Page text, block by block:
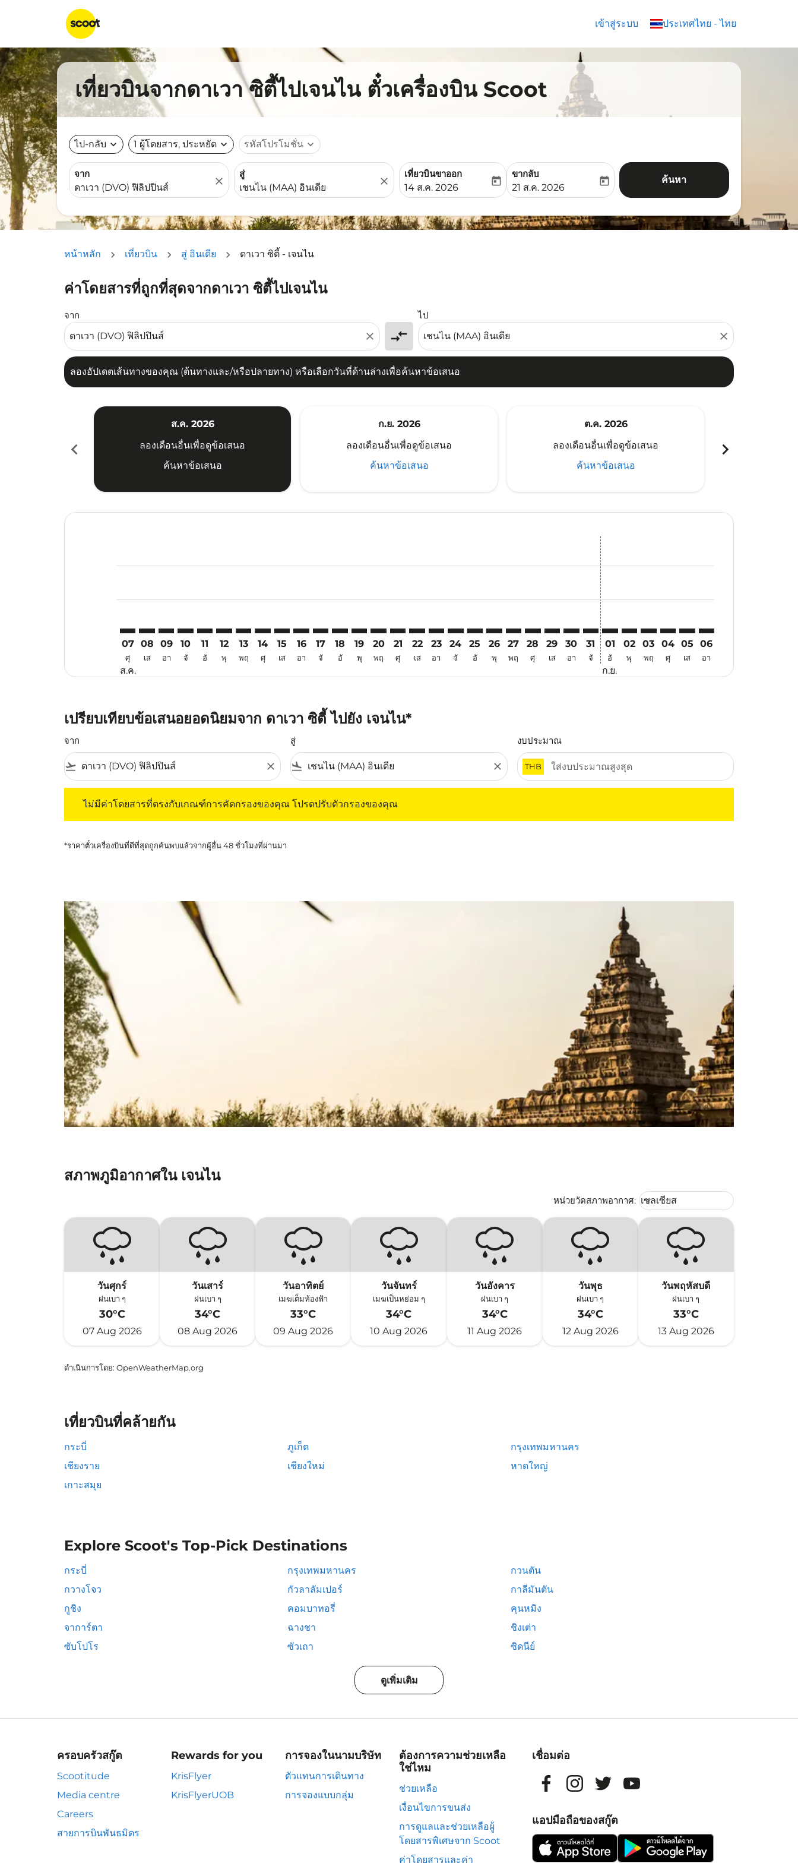
เข้าสู่ระบบ ประเทศไทย - ไทย
keyboard_arrow_down
เที่ยวบินจากดาเวา ซิตี้ไปเจนไน ตั๋วเครื่องบิน Scoot
ไป-กลับ expand_more 1 ผู้โดยสาร, ประหยัด expand_more รหัสโปรโมชั่น expand_more
จาก
close
สู่
close
เที่ยวบินขาออก
fc-booking-departure-date-aria-label
14 ส.ค. 2026
today
ขากลับ
fc-booking-return-date-aria-label
21 ส.ค. 2026
today ค้นหา
หน้าหลัก เที่ยวบิน สู่ อินเดีย ดาเวา ซิตี้ - เจนไน
ค่าโดยสารที่ถูกที่สุดจากดาเวา ซิตี้ไปเจนไน
จาก
close compare_arrows
ไป
close
ลองอัปเดตเส้นทางของคุณ (ต้นทางและ/หรือปลายทาง) หรือเลือกวันที่ด้านล่างเพื่อค้นหาข้อเสนอ
ลองอัปเดตเส้นทางของคุณ (ต้นทางและ/หรือปลายทาง) หรือเลือกวันที่ด้านล่างเพื่อค้นหาข้อเสนอ
chevron_left
ส.ค. 2026
ลองเดือนอื่นเพื่อดูข้อเสนอ
ค้นหาข้อเสนอ
ก.ย. 2026
ลองเดือนอื่นเพื่อดูข้อเสนอ
ค้นหาข้อเสนอ
ต.ค. 2026
ลองเดือนอื่นเพื่อดูข้อเสนอ
ค้นหาข้อเสนอ
chevron_right
07
ศุ
ส.ค.
08
เส
09
อา
10
จั
11
อั
12
พุ
13
พฤ
14
ศุ
15
เส
16
อา
17
จั
18
อั
19
พุ
DVO–MAA: cmp-view-offers-disclaimer. ค้นหาข้อเสนอ
20
พฤ
DVO–MAA: cmp-view-offers-disclaimer. ค้นหาข้อเสนอ
21
ศุ
DVO–MAA: cmp-view-offers-disclaimer. ค้นหาข้อเสนอ
22
เส
DVO–MAA: cmp-view-offers-disclaimer. ค้นหาข้อเสนอ
23
อา
DVO–MAA: cmp-view-offers-disclaimer. ค้นหาข้อเสนอ
24
จั
DVO–MAA: cmp-view-offers-disclaimer. ค้นหาข้อเสนอ
25
อั
DVO–MAA: cmp-view-offers-disclaimer. ค้นหาข้อเสนอ
26
พุ
DVO–MAA: cmp-view-offers-disclaimer. ค้นหาข้อเสนอ
27
พฤ
DVO–MAA: cmp-view-offers-disclaimer. ค้นหาข้อเสนอ
28
ศุ
DVO–MAA: cmp-view-offers-disclaimer. ค้นหาข้อเสนอ
29
เส
DVO–MAA: cmp-view-offers-disclaimer. ค้นหาข้อเสนอ
30
อา
DVO–MAA: cmp-view-offers-disclaimer. ค้นหาข้อ
31
จั
01
อั
ก.ย.
02
พุ
03
พฤ
04
ศุ
05
เส
06
อา
เปรียบเทียบข้อเสนอยอดนิยมจาก ดาเวา ซิตี้ ไปยัง เจนไน*
จาก
flight_takeoff close
สู่
flight_land close
งบประมาณ
THB
ไม่มีค่าโดยสารที่ตรงกับเกณฑ์การคัดกรองของคุณ โปรดปรับตัวกรองของคุณ
*ราคาตั๋วเครื่องบินที่ดีที่สุดถูกค้นพบแล้วจากผู้อื่น 48 ชั่วโมงที่ผ่านมา
สภาพภูมิอากาศใน เจนไน
หน่วยวัดสภาพอากาศ: Weather unit option เซลเซียส
เซลเซียส
keyboard_arrow_down
วันศุกร์
ฝนเบา ๆ
30°C
07 Aug 2026
วันเสาร์
ฝนเบา ๆ
34°C
08 Aug 2026
วันอาทิตย์
เมฆเต็มท้องฟ้า
33°C
09 Aug 2026
วันจันทร์
เมฆเป็นหย่อม ๆ
34°C
10 Aug 2026
วันอังคาร
ฝนเบา ๆ
34°C
11 Aug 2026
วันพุธ
ฝนเบา ๆ
34°C
12 Aug 2026
วันพฤหัสบดี
ฝนเบา ๆ
33°C
13 Aug 2026
ดำเนินการโดย: OpenWeatherMap.org
เที่ยวบินที่คล้ายกัน
กระบี่ ภูเก็ต
กรุงเทพมหานคร
เชียงราย
เชียงใหม่
หาดใหญ่
เกาะสมุย
Explore Scoot's Top-Pick Destinations
กระบี่ กรุงเทพมหานคร
กวนตัน
กวางโจว
กัวลาลัมเปอร์
กาลีมันตัน
กูชิง
คอมบาทอรี่
คุนหมิง
จาการ์ตา
ฉางชา
ชิงเต่า
ซับโปโร
ซัวเถา ซิดนีย์
ดูเพิ่มเติม
ครอบครัวสกู๊ต
Scootitude
Media centre
Careers
สายการบินพันธมิตร
Rewards for you
KrisFlyer
KrisFlyerUOB
การจองในนามบริษัท
ตัวแทนการเดินทาง
การจองแบบกลุ่ม
ต้องการความช่วยเหลือ
ใช่ไหม
ช่วยเหลือ
เงื่อนไขการขนส่ง
การดูแลและช่วยเหลือผู้
โดยสารพิเศษจาก Scoot
ค่าโดยสารและค่า
เชื่อมต่อ
แอปมือถือของสกู๊ต